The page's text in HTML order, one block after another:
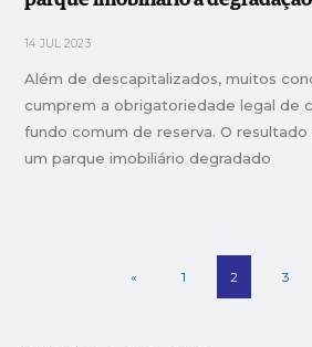
14 JUL 2023
Além de descapitalizados, muitos
cumprem a obrigatoriedade legal de
fundo comum de reserva. O resultado
um parque imobiliário degradado
« 1 2 3